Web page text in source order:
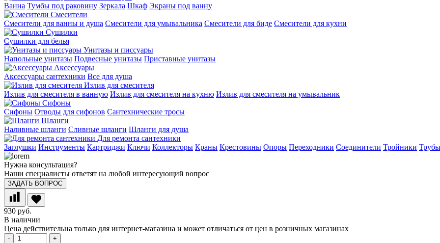
Ванна Тумбы под раковину Зеркала Шкаф Экраны под ванну
Смесители
Смесители для ванны и душа Смесители для умывальника Смесители для биде Смесители для кухни
Сушилки
Сушилки для белья
Унитазы и писсуары
Напольные унитазы Подвесные унитазы Приставные унитазы
Аксессуары
Аксессуары сантехники Все для душа
Излив для смесителя
Излив для смесителя в ванную Излив для смесителя на кухню Излив для смесителя на умывальник
Сифоны
Сифоны Отводы для сифонов Сантехнические тросы
Шланги
Наливные шланги Сливные шланги Шланги для душа
Для ремонта сантехники
Заглушки Инструменты Картриджи Ключи Коллекторы Краны Крестовины Опоры Переходники Соединители Тройники Трубы
Нужна консультация?
Наши специалисты ответят на любой интересующий вопрос
ЗАДАТЬ ВОПРОС
930 руб.
В наличии
Цена действительна только для интернет-магазина и может отличаться от цен в розничных магазинах
- +